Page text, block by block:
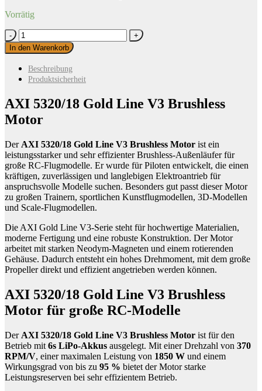
Vorrätig
AXI
5320/18
Gold
Line
V3
Brushless
Motor
Menge
In den Warenkorb
Beschreibung
Produktsicherheit
AXI 5320/18 Gold Line V3 Brushless
Motor
Der AXI 5320/18 Gold Line V3 Brushless Motor ist ein
leistungsstarker und sehr effizienter Brushless-Außenläufer für
große RC-Flugmodelle. Er wurde für Piloten entwickelt, die einen
kräftigen, zuverlässigen und langlebigen Elektroantrieb für
anspruchsvolle Modelle suchen. Besonders gut passt dieser Motor
zu großen Trainern, sportlichen Kunstflugmodellen, 3D-Modellen
und Scale-Flugmodellen.
Die AXI Gold Line V3-Serie steht für hochwertige Materialien,
moderne Fertigung und eine robuste Konstruktion. Der Motor
arbeitet mit starken Neodym-Magneten und einem rotierenden
Gehäuse. Dadurch entsteht ein hohes Drehmoment, mit dem große
Propeller direkt und effizient angetrieben werden können.
AXI 5320/18 Gold Line V3 Brushless
Motor für große RC-Modelle
Der AXI 5320/18 Gold Line V3 Brushless Motor ist für den
Betrieb mit 6s LiPo-Akkus ausgelegt. Mit einer Drehzahl von 370
RPM/V, einer maximalen Leistung von 1850 W und einem
Wirkungsgrad von bis zu 95 % bietet der Motor starke
Leistungsreserven bei sehr effizientem Betrieb.